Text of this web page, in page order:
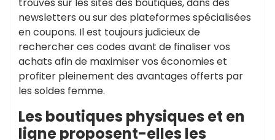
newsletters ou sur des plateformes spécialisées
en coupons. Il est toujours judicieux de
rechercher ces codes avant de finaliser vos
achats afin de maximiser vos économies et
profiter pleinement des avantages offerts par
les soldes femme.
Les boutiques physiques et en
ligne proposent-elles les